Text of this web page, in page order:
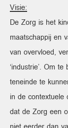
Visie:
De Zorg is het
maatschappij en
van overvloed,
‘industrie’. Om
teneinde te
in de
dat de Zorg een